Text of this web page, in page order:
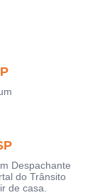
Despachante
do Trânsito
de casa.